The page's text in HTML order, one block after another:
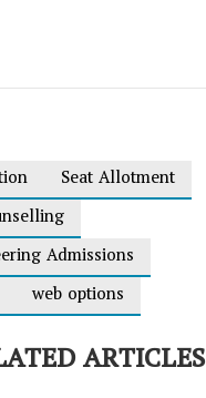
Seat Allotment
Admissions
web options
ARTICLES